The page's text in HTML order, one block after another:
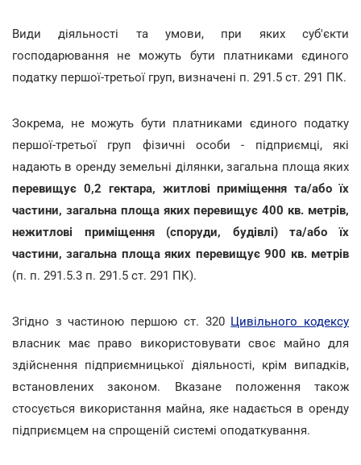
Види діяльності та умови, при яких суб'єкти
господарювання не можуть бути платниками єдиного
податку першої-третьої груп, визначені п. 291.5 ст. 291 ПК.
Зокрема, не можуть бути платниками єдиного податку
першої-третьої груп фізичні особи - підприємці, які
надають в оренду земельні ділянки, загальна площа яких
перевищує 0,2 гектара, житлові приміщення та/або їх
частини, загальна площа яких перевищує 400 кв. метрів,
нежитлові приміщення (споруди, будівлі) та/або їх
частини, загальна площа яких перевищує 900 кв. метрів
(п. п. 291.5.3 п. 291.5 ст. 291 ПК).
Згідно з частиною першою ст. 320 Цивільного кодексу
власник має право використовувати своє майно для
здійснення підприємницької діяльності, крім випадків,
встановлених законом. Вказане положення також
стосується використання майна, яке надається в оренду
підприємцем на спрощеній системі оподаткування.